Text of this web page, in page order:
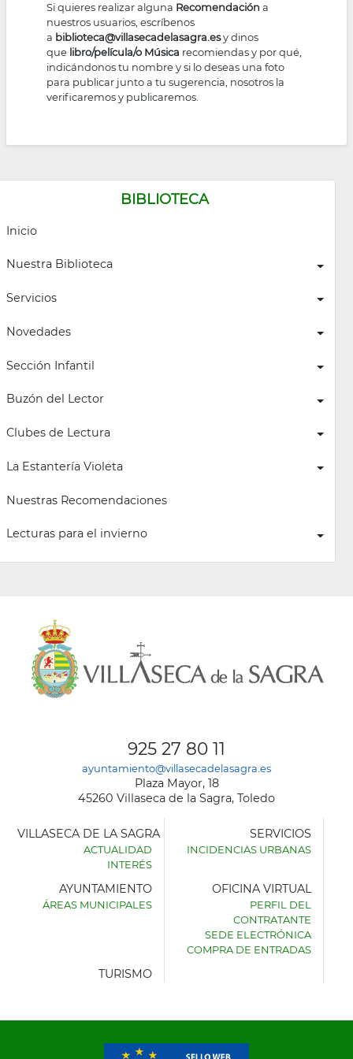
navegación
BIBLIOTECA
Inicio
Nuestra Biblioteca
Servicios
Novedades
Sección Infantil
Buzón del Lector
Clubes de Lectura
La Estantería Violeta
Nuestras Recomendaciones
Lecturas para el invierno
Si quieres realizar alguna Recomendación a
nuestros usuarios, escríbenos
a biblioteca@villasecadelasagra.esy dinos
que libro/película/o Música recomiendas y por qué,
indicándonos tu nombre y si lo deseas una foto
para publicar junto a tu sugerencia, nosotros la
verificaremos y publicaremos.
925 27 80 11
ayuntamiento@villasecadelasagra.es
Plaza Mayor, 18
45260 Villaseca de la Sagra, Toledo
AYUNTAMIENTO
VILLASECA DE LA SAGRA
ACTUALIDAD
INTERÉS
SERVICIOS
INCIDENCIAS URBANAS
AYUNTAMIENTO
ÁREAS MUNICIPALES
OFICINA VIRTUAL
PERFIL DEL
CONTRATANTE
SEDE ELECTRÓNICA
COMPRA DE ENTRADAS
TURISMO